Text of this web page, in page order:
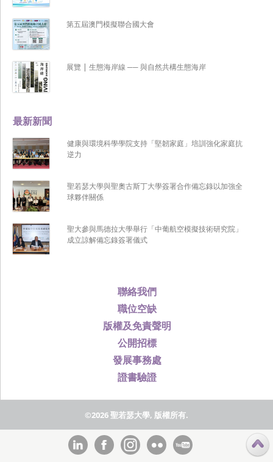
聯絡我們
職位空缺
版權及免責聲明
公開招標
發展事務處
證書驗證
最新新聞
健康與環境科學學院支持「堅韌家庭」培訓強化家庭抗
逆力
聖若瑟大學與聖奧古斯丁大學簽署合作備忘錄以加強全
球夥伴關係
聖大參與馬德拉大學舉行「中葡航空模擬技術研究院」
成立諒解備忘錄簽署儀式
第五屆澳門模擬聯合國大會
展覽 | 生態海岸線 ── 與自然共構生態海岸
©2026 聖若瑟大學, 版權所有.